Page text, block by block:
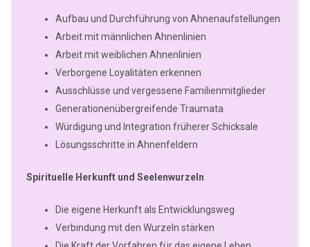
Aufbau und Durchführung von Ahnenaufstellungen
Arbeit mit männlichen Ahnenlinien
Arbeit mit weiblichen Ahnenlinien
Verborgene Loyalitäten erkennen
Ausschlüsse und vergessene Familienmitglieder
Generationenübergreifende Traumata
Würdigung und Integration früherer Schicksale
Lösungsschritte in Ahnenfeldern
Spirituelle Herkunft und Seelenwurzeln
Die eigene Herkunft als Entwicklungsweg
Verbindung mit den Wurzeln stärken